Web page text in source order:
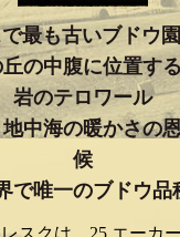
最も古いブドウ
の中腹に位置す
岩のテロワール
中海の暖かさの
候
で唯一のブドウ品
スクは、25 エーカ